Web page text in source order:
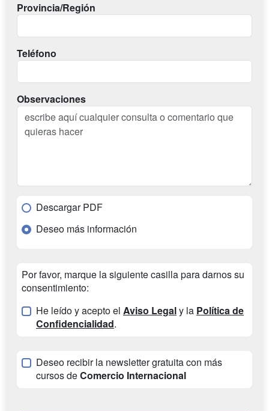
Provincia/Región
Teléfono
Observaciones
Descargar PDF
Deseo más información
Por favor, marque la siguiente casilla para darnos su
consentimiento:
He leído y acepto el Aviso Legaly la Política de
Confidencialidad.
Deseo recibir la newsletter gratuita con más
cursos deComercio Internacional